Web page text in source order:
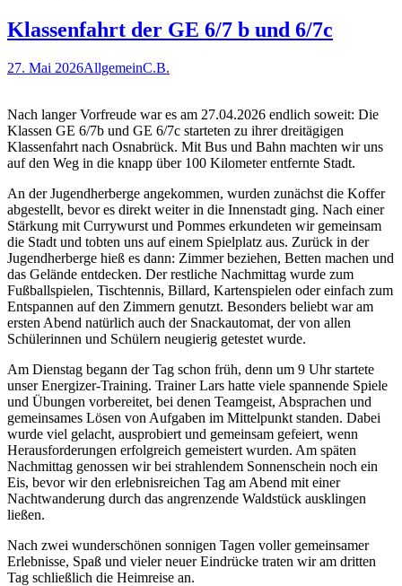
Klassenfahrt der GE 6/7 b und 6/7c
27. Mai 2026AllgemeinC.B.
Nach langer Vorfreude war es am 27.04.2026 endlich soweit: Die
Klassen GE 6/7b und GE 6/7c starteten zu ihrer dreitägigen
Klassenfahrt nach Osnabrück. Mit Bus und Bahn machten wir uns
auf den Weg in die knapp über 100 Kilometer entfernte Stadt.
An der Jugendherberge angekommen, wurden zunächst die Koffer
abgestellt, bevor es direkt weiter in die Innenstadt ging. Nach einer
Stärkung mit Currywurst und Pommes erkundeten wir gemeinsam
die Stadt und tobten uns auf einem Spielplatz aus. Zurück in der
Jugendherberge hieß es dann: Zimmer beziehen, Betten machen und
das Gelände entdecken. Der restliche Nachmittag wurde zum
Fußballspielen, Tischtennis, Billard, Kartenspielen oder einfach zum
Entspannen auf den Zimmern genutzt. Besonders beliebt war am
ersten Abend natürlich auch der Snackautomat, der von allen
Schülerinnen und Schülern neugierig getestet wurde.
Am Dienstag begann der Tag schon früh, denn um 9 Uhr startete
unser Energizer-Training. Trainer Lars hatte viele spannende Spiele
und Übungen vorbereitet, bei denen Teamgeist, Absprachen und
gemeinsames Lösen von Aufgaben im Mittelpunkt standen. Dabei
wurde viel gelacht, ausprobiert und gemeinsam gefeiert, wenn
Herausforderungen erfolgreich gemeistert wurden. Am späten
Nachmittag genossen wir bei strahlendem Sonnenschein noch ein
Eis, bevor wir den erlebnisreichen Tag am Abend mit einer
Nachtwanderung durch das angrenzende Waldstück ausklingen
ließen.
Nach zwei wunderschönen sonnigen Tagen voller gemeinsamer
Erlebnisse, Spaß und vieler neuer Eindrücke traten wir am dritten
Tag schließlich die Heimreise an.